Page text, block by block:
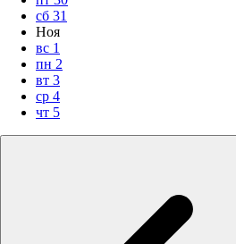
сб 31
Ноя
вс 1
пн 2
вт 3
ср 4
чт 5